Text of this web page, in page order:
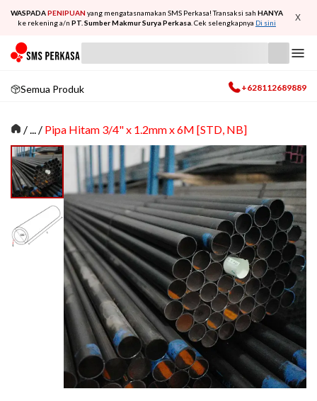
WASPADAPENIPUAN yang mengatasnamakan SMS Perkasa! Transaksi sah HANYA
ke rekening a/n PT. Sumber Makmur Surya Perkasa . Cek selengkapnya Di sini X
Semua Produk +628112689889
/... / Pipa Hitam 3/4" x 1.2mm x 6M [STD, NB]